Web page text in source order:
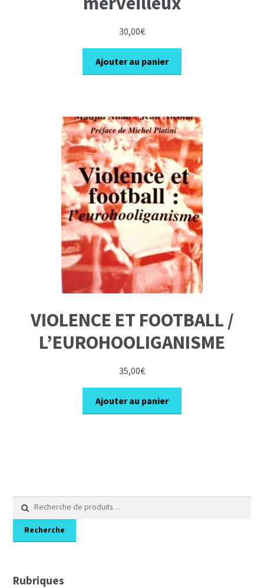
30,00€
Ajouter au panier
VIOLENCE ET FOOTBALL /
L’EUROHOOLIGANISME
35,00€
Ajouter au panier
Recherche
pour :
Recherche
Rubriques